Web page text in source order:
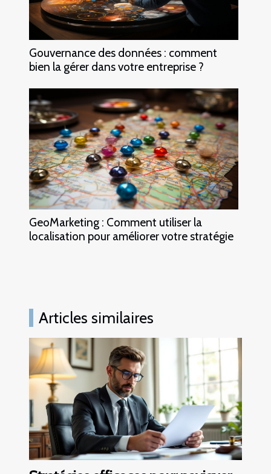
Gouvernance des données : comment
bien la gérer dans votre entreprise ?
GeoMarketing : Comment utiliser la
localisation pour améliorer votre stratégie
Articles similaires